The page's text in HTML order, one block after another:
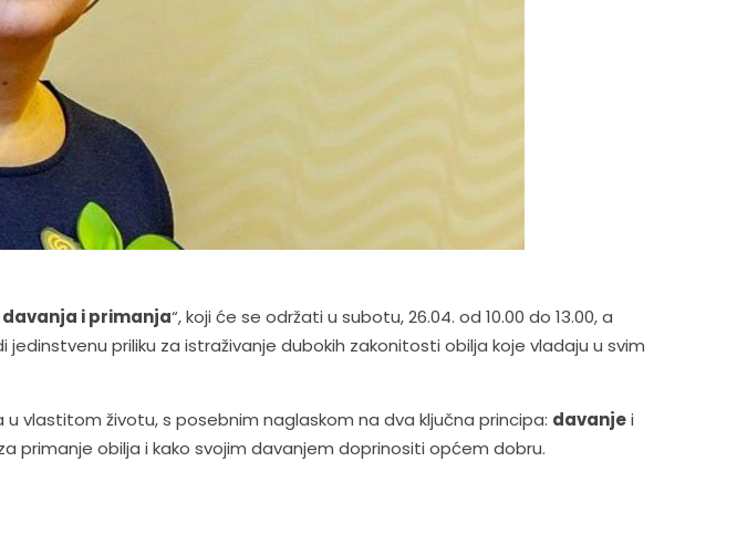
davanja i primanja“, koji će se održati u subotu, 26.04. od 10.00 do 13.00, a
priliku za istraživanje dubokih zakonitosti obilja koje vladaju u svim
vlastitom životu, s posebnim naglaskom na dva ključna principa: davanjei
primanje obilja i kako svojim davanjem doprinositi općem dobru.